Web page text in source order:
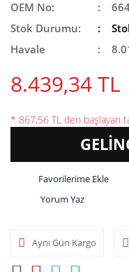
OEM No:
Stok Durumu:
Havale
8.439,34 TL
* 867,56 TL den başlayan
Yorum Yaz
Aynı Gün Kargo